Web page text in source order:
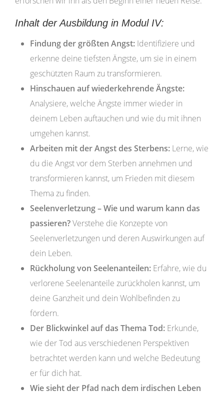
Inhalt der Ausbildung in Modul IV:
Findung der größten Angst: Identifiziere und
erkenne deine tiefsten Ängste, um sie in einem
geschützten Raum zu transformieren.
Hinschauen auf wiederkehrende Ängste:
Analysiere, welche Ängste immer wieder in
deinem Leben auftauchen und wie du mit ihnen
umgehen kannst.
Arbeiten mit der Angst des Sterbens: Lerne, wie
du die Angst vor dem Sterben annehmen und
transformieren kannst, um Frieden mit diesem
Thema zu finden.
Seelenverletzung – Wie und warum kann das
passieren?Verstehe die Konzepte von
Seelenverletzungen und deren Auswirkungen auf
dein Leben.
Rückholung von Seelenanteilen: Erfahre, wie du
verlorene Seelenanteile zurückholen kannst, um
deine Ganzheit und dein Wohlbefinden zu
fördern.
Der Blickwinkel auf das Thema Tod: Erkunde,
wie der Tod aus verschiedenen Perspektiven
betrachtet werden kann und welche Bedeutung
er für dich hat.
Wie sieht der Pfad nach dem irdischen Leben